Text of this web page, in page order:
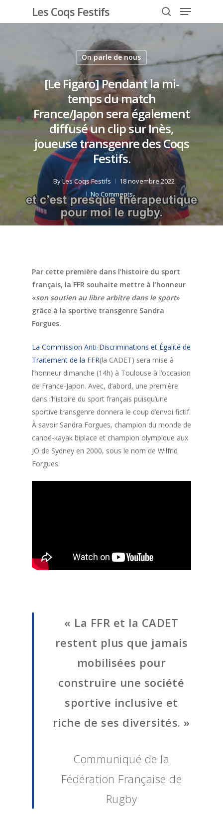
Hit enter to search or ESC to close
Les Coqs Festifs
On parle de nous
[Le Figaro] Pendant la mi-
temps du match
France/Japon sera également
diffusé un clip sur Inès,
joueuse transgenre des Coqs
Festifs.
ByLes Coqs Festifs
18 novembre 2022
No Comments
Par cette première dans l’histoire du sport
français, la FFR souhaite mettre à l’honneur
«son soutien au libre arbitre dans le sport»
grâce à la sportive transgenre Sandra
Forgues.
La Commission Anti-Discriminations et Égalité de
Traitement de la FFR(la CADET) sera mise à
l’honneur dimanche (14h) à Toulouse à l’occasion
de France-Japon. Avec, d’abord, une première
dans l’histoire du sport français puisqu’une
sportive transgenre donnera le coup d’envoi fictif.
À savoir Sandra Forgues, champion du monde de
canoë-kayak biplace et champion olympique aux
JO de Sydney en 2000, sous le nom de Wilfrid
Forgues.
« La FFR et la CADET
restent plus que jamais
mobilisées pour
construire une société
sportive inclusive et
riche de ses diversités. »
Communiqué de la
Fédération Française de
Rugby
Qui sont les Coqs
Rejoindre Les
festifs
L’accueil des
Plaquons
Notre boutique